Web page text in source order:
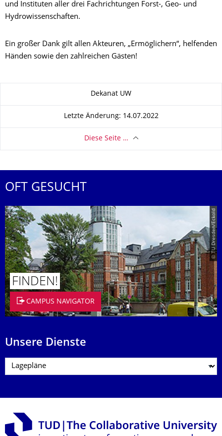
und Instituten aller drei Fachrichtungen Forst-, Geo- und
Hydrowissenschaften.
Ein großer Dank gilt allen Akteuren, „Ermöglichern“, helfenden
Händen sowie den zahlreichen Gästen!
Dekanat UW
Letzte Änderung: 14.07.2022
Diese Seite …
OFT GESUCHT
© TU Dresden/Eckold
FINDEN!
CAMPUS NAVIGATOR
Unsere Dienste